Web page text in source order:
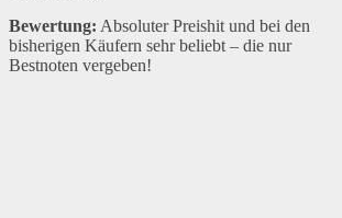
Bewertung: Absoluter Preishit und bei den
bisherigen Käufern sehr beliebt – die nur
Bestnoten vergeben!